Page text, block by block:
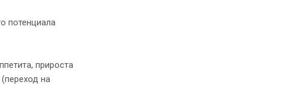
потенциала
прироста
на